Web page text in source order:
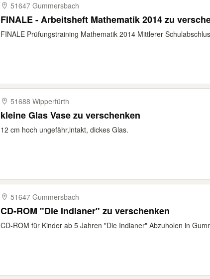
51647 Gummersbach
FINALE - Arbeitsheft Mathematik 2014 zu
FINALE Prüfungstraining Mathematik 2014 Mittlerer
51688 Wipperfürth
kleine Glas Vase zu verschenken
12 cm hoch ungefähr,intakt, dickes Glas.
51647 Gummersbach
CD-ROM "Die Indianer" zu verschenken
CD-ROM für Kinder ab 5 Jahren "Die Indianer" Abzuholen in